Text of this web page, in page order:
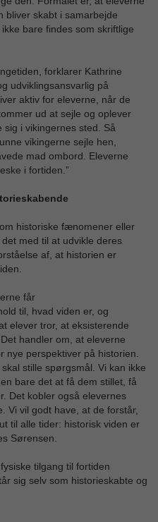
bliver skabt i samarbejde
bare findes som skriftlige
forklarer Kathrine
udviklingsansvarlig på
aktiv for eleverne, når de
ud at sejle og oplever
i vikingernes sted. Så
vikingerne sejle hen,
mad ombord. Eleverne
i fortiden.”
historiske fænomener eller
med til at udvikle deres
af, at historien er
får
til, hvad viden er, og
elever tror, at eksisterende
handler om, at eleverne
perspektiver på historien.
stille spørgsmål. Vi kan ikke
bare det at få dem stillet, få
Det kobler også elevernes
Vi vil godt have, at de forstår,
til alle tider: historisk viden er
Sørensen.
tilgang til fortiden
sig selv som historieskabte og